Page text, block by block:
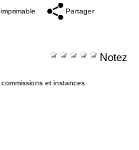
Partager
Notez
et instances